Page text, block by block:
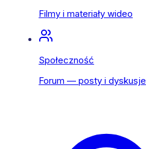
Filmy i materiały wideo
Społeczność
Forum — posty i dyskusje